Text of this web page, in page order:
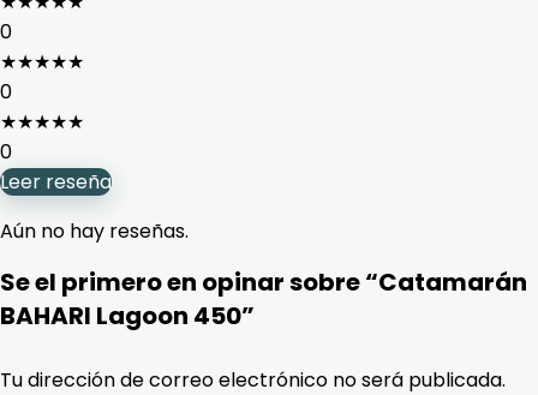
0
★★★★★
0
★★★★★
0
Leer reseña
Aún no hay reseñas.
Se el primero en opinar sobre “Catamarán
BAHARI Lagoon 450”
Tu dirección de correo electrónico no será publicada.